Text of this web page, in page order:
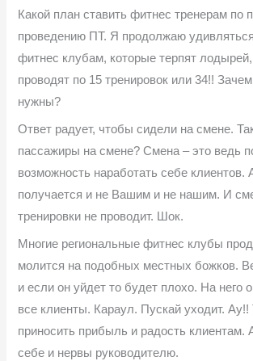
Какой план ставить фитнес тренерам по
проведению ПТ. Я продолжаю
фитнес клубам, которые терпят
проводят по 15 тренировок или 34!!
нужны?
Ответ радует, чтобы сидели на смене.
пассажиры на смене? Смена – это ведь
возможность наработать себе клиентов.
получается и не Вашим и не нашим. И
тренировки не проводит. Шок.
Многие региональные фитнес клубы
молится на подобных местных божков.
и если он уйдет то будет плохо. На него
все клиенты. Караул. Пускай уходит.
приносить прибыль и радость клиентам.
себе и нервы руководителю.